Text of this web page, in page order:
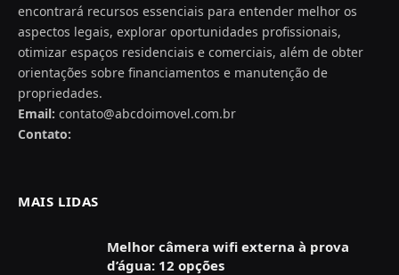
encontrará recursos essenciais para entender melhor os
aspectos legais, explorar oportunidades profissionais,
otimizar espaços residenciais e comerciais, além de obter
orientações sobre financiamentos e manutenção de
propriedades.
Email: contato@abcdoimovel.com.br
Contato:
MAIS LIDAS
Melhor câmera wifi externa à prova
d’água: 12 opções